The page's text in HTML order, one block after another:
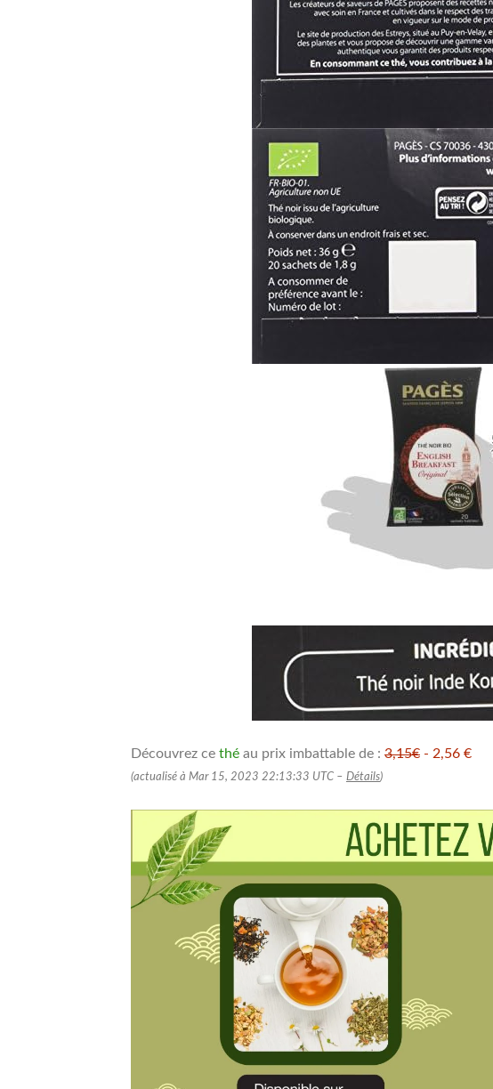
Découvrez ce thé au prix imbattable de : 3,15€ - 2,56 €
(actualisé à Mar 15, 2023 22:13:33 UTC – Détails)